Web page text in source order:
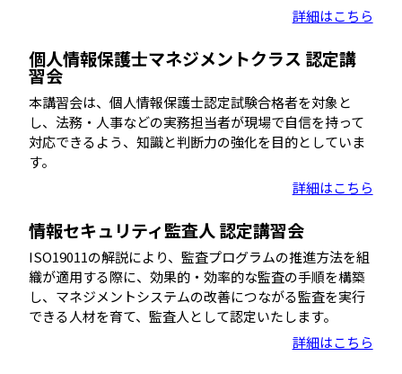
詳細はこちら
個人情報保護士マネジメントクラス 認定講
習会
本講習会は、個人情報保護士認定試験合格者を対象と
し、法務・人事などの実務担当者が現場で自信を持って
対応できるよう、知識と判断力の強化を目的としていま
す。
詳細はこちら
情報セキュリティ監査人 認定講習会
ISO19011の解説により、監査プログラムの推進方法を組
織が適用する際に、効果的・効率的な監査の手順を構築
し、マネジメントシステムの改善につながる監査を実行
できる人材を育て、監査人として認定いたします。
詳細はこちら